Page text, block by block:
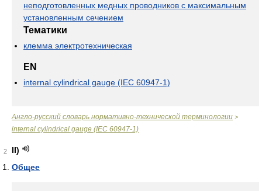
неподготовленных медных проводников с максимальным
установленным сечением
Тематики
клемма электротехническая
EN
internal cylindrical gauge (IEC 60947-1)
Англо-русский словарь нормативно-технической терминологии >
internal cylindrical gauge (IEC 60947-1)
2
II)
Общее